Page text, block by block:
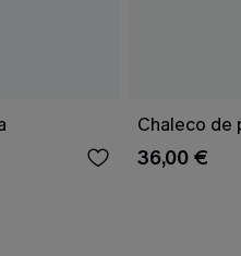
Chaleco de
36,00 €